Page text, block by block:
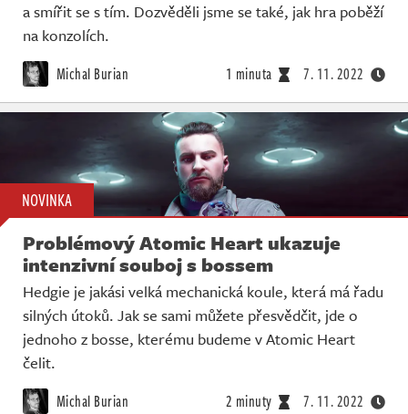
a smířit se s tím. Dozvěděli jsme se také, jak hra poběží
na konzolích.
Michal Burian 1 minuta 7. 11. 2022
NOVINKA
Problémový Atomic Heart ukazuje
intenzivní souboj s bossem
Hedgie je jakási velká mechanická koule, která má řadu
silných útoků. Jak se sami můžete přesvědčit, jde o
jednoho z bosse, kterému budeme v Atomic Heart
čelit.
Michal Burian 2 minuty 7. 11. 2022